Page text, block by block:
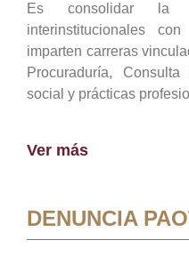
Es consolidar la
interinstitucionales
imparten carreras
Procuraduría,
social y prácticas
Ver más
DENUNCIA